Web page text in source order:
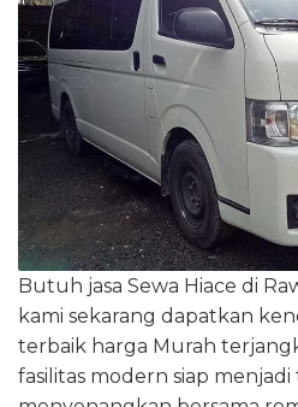
Butuh jasa Sewa Hiace di
kami sekarang dapatkan
terbaik harga Murah
fasilitas modern siap